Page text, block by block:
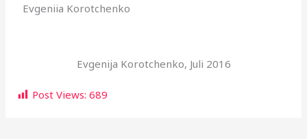
Evgeniia Korotchenko
Evgenija Korotchenko, Juli 2016
Post Views: 689